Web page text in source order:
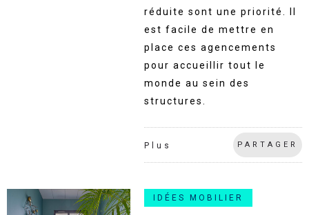
réduite sont une priorité. Il
est facile de mettre en
place ces agencements
pour accueillir tout le
monde au sein des
structures.
Plus PARTAGER
IDÉES MOBILIER